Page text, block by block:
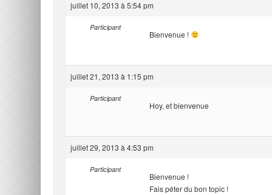
juillet 10, 2013 à 5:54 pm
Participant
Bienvenue !
juillet 21, 2013 à 1:15 pm
Participant
Hoy, et bienvenue
juillet 29, 2013 à 4:53 pm
Participant
Bienvenue !
Fais péter du bon topic !